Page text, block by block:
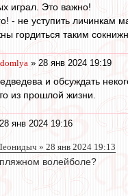
играл. Это важно!
- не уступить личинкам
гордиться таким
» 28 янв 2024 19:19
и обсуждать
из прошлой жизни.
янв 2024 19:16
» 28 янв 2024 19:13
волейболе?